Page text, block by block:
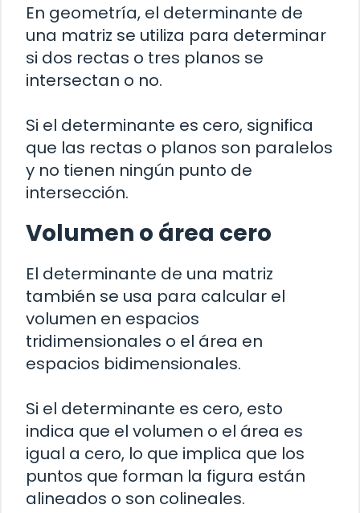
En geometría, el determinante de
una matriz se utiliza para determinar
si dos rectas o tres planos se
intersectan o no.
Si el determinante es cero, significa
que las rectas o planos son paralelos
y no tienen ningún punto de
intersección.
Volumen o área cero
El determinante de una matriz
también se usa para calcular el
volumen en espacios
tridimensionales o el área en
espacios bidimensionales.
Si el determinante es cero, esto
indica que el volumen o el área es
igual a cero, lo que implica que los
puntos que forman la figura están
alineados o son colineales.